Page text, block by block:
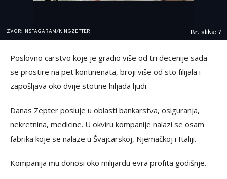
IZVOR: INSTAGARAM/KINGZEPTER Br. slika: 7
Poslovno carstvo koje je gradio više od tri decenije sada
se prostire na pet kontinenata, broji više od sto filijala i
zapošljava oko dvije stotine hiljada ljudi.
Danas Zepter posluje u oblasti bankarstva, osiguranja,
nekretnina, medicine. U okviru kompanije nalazi se osam
fabrika koje se nalaze u Švajcarskoj, Njemačkoj i Italiji.
Kompanija mu donosi oko milijardu evra profita godišnje.